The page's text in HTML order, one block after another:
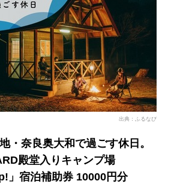
出典：ふるなび
・奈良奥大和で過ごす休日。
殿堂入りキャンプ場
」宿泊補助券 10000円分